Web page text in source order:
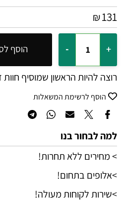
₪131
הוסף
רוצה להיות הראשון שמוסיף
הוסף לרשימת המשאלות
למה לבחור בנו
> מחירים ללא תחרות!
>אלופים בתחום!
>שירות לקוחות מעולה!